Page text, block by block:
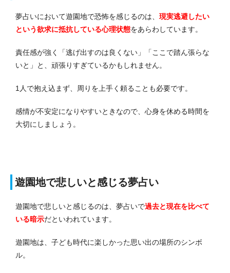
夢占いにおいて遊園地で恐怖を感じるのは、 現実逃避したい
という欲求に抵抗している心理状態をあらわしています。
責任感が強く「逃げ出すのは良くない」「ここで踏ん張らな
いと」と、頑張りすぎているかもしれません。
1人で抱え込まず、周りを上手く頼ることも必要です。
感情が不安定になりやすいときなので、心身を休める時間を
大切にしましょう。
遊園地で悲しいと感じる夢占い
遊園地で悲しいと感じるのは、夢占いで過去と現在を比べて
いる暗示だといわれています。
遊園地は、子ども時代に楽しかった思い出の場所のシンボ
ル。